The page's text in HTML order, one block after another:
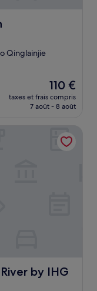
Qinglainjie
Le
nouveau
prix
de
110 €
110 €
taxes et frais compris
7 août - 8 août
by IHG
IHG